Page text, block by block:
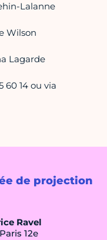
de projection
Ravel
12e
Lalanne
Wilson
Lagarde
60 14 ou via